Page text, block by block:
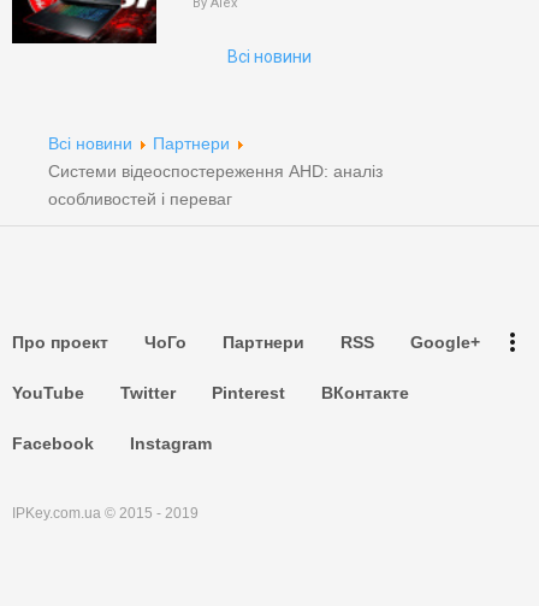
Всі новини
Всі новини
Партнери
Системи відеоспостереження AHD: аналіз
особливостей і переваг
Про проект ЧоГо Партнери RSS Google+
YouTube Twitter Pinterest ВКонтакте
Facebook Instagram
more_vert
Партнери
IPKey.com.ua © 2015 - 2019